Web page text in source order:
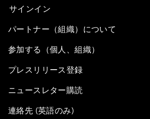
サインイン
パートナー（組織）について
参加する（個人、組織）
プレスリリース登録
ニュースレター購読
連絡先 (英語のみ)